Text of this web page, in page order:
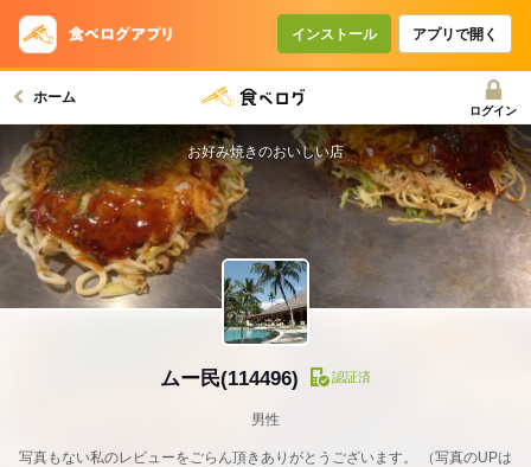
インストール アプリで開く
ホーム
ログイン
ムー民(114496) 認証済
男性
写真もない私のレビューをごらん頂きありがとうございます。 （写真のUPは
お好み焼きのおいしい店